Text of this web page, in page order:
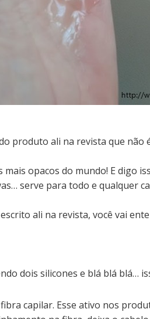
produto ali na revista que não
mais opacos do mundo! E digo
serve para todo e qualquer
ali na revista, você vai
dois silicones e blá blá blá…
capilar. Esse ativo nos